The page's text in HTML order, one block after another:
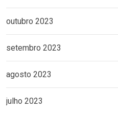
outubro 2023
setembro 2023
agosto 2023
julho 2023